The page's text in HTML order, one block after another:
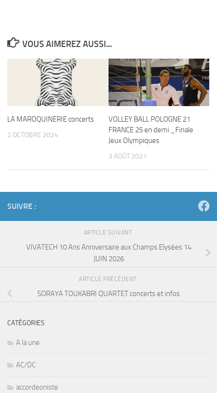
VOUS AIMEREZ AUSSI...
LA MAROQUINERIE concerts
2 OCTOBRE 2024
VOLLEY BALL POLOGNE 21
FRANCE 25 en demi _Finale
Jeux Olympiques
3 AOÛT 2021
SUIVRE :
ARTICLE SUIVANT
VIVATECH 10 Ans Anniversaire aux Champs Elysées 14
JUIN 2026
ARTICLE PRÉCÉDENT
SORAYA TOUKABRI QUARTET concerts et infos
CATÉGORIES
A la une
AC/DC
accordeoniste